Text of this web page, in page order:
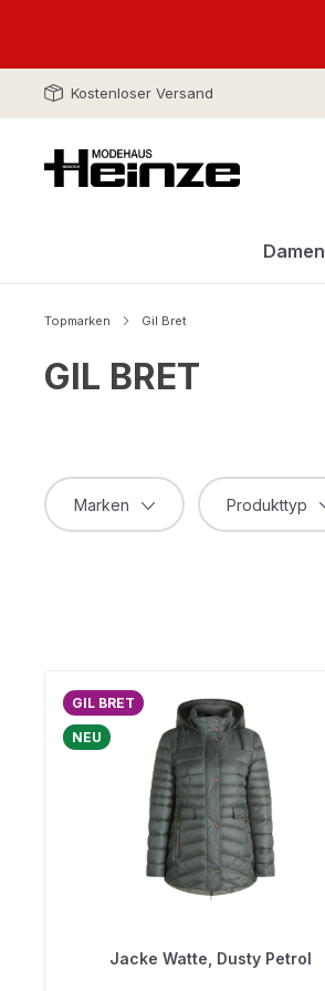
Kostenloser Versand
Damen
Topmarken Gil Bret
GIL BRET
Marken Produkttyp
GIL BRET
NEU
Jacke Watte, Dusty Petrol